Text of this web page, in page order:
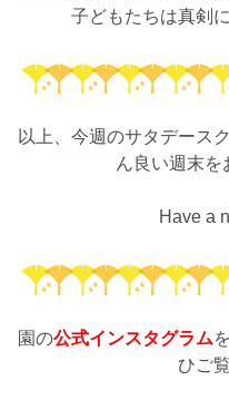
子どもたちは真剣
以上、今週のサタデース
ん良い週末
Have a
園の公式インスタグラム
ひご